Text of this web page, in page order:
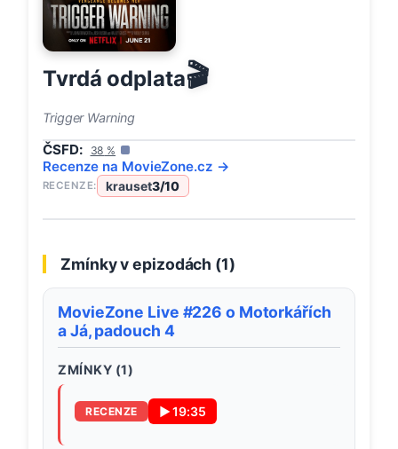
Tvrdá odplata🎬
Trigger Warning
ČSFD: 38 %
Recenze na MovieZone.cz →
RECENZE: krauset3/10
Zmínky v epizodách (1)
MovieZone Live #226 o Motorkářích
a Já, padouch 4
ZMÍNKY (1)
RECENZE ▶19:35